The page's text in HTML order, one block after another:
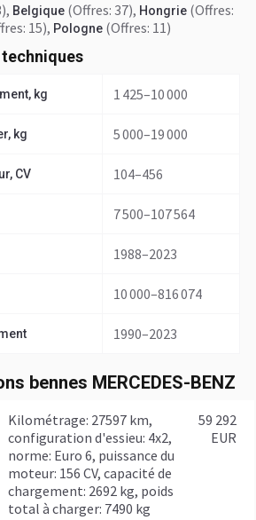
, Belgique (Offres: 37), Hongrie (Offres:
15), Pologne (Offres: 11)
kg 1 425–10 000
kg 5 000–19 000
CV 104–456
7 500–107 564
1988–2023
10 000–816 074
1990–2023
bennes MERCEDES-BENZ
kilométrage: 27597 km,
configuration d'essieu: 4x2,
norme: Euro 6, puissance du
moteur: 156 CV, capacité de
chargement: 2692 kg, poids
total à charger: 7490 kg
59 292
EUR